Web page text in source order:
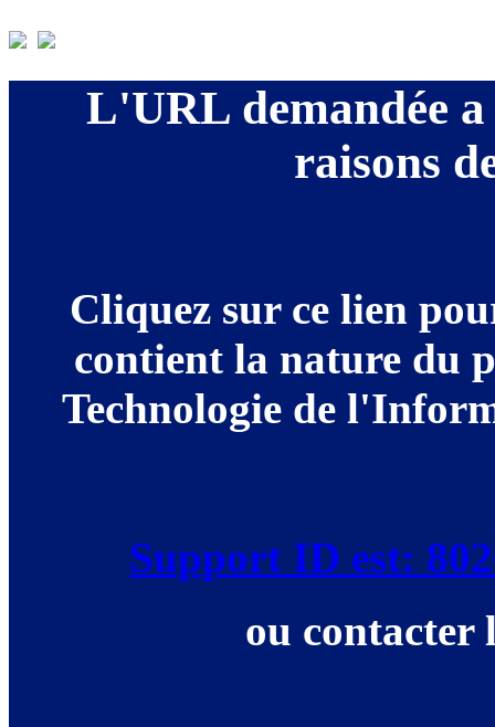
L'URL demandée a
raisons
Cliquez sur ce lien
contient la nature du
Technologie de
Support ID est:
ou contacter